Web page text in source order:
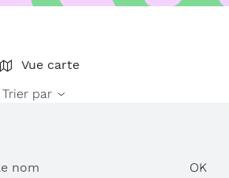
Vue carte
Trier par